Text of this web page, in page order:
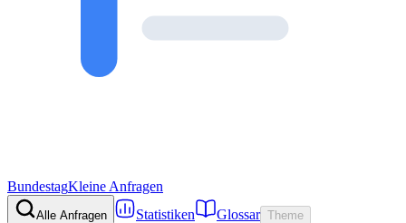
BundestagKleine Anfragen
Alle Anfragen Statistiken Glossar Theme